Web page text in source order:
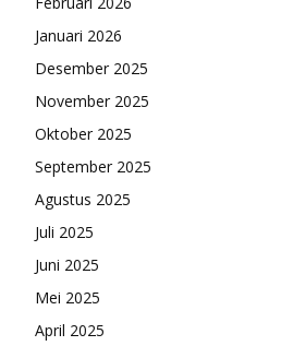
Januari 2026
Desember 2025
November 2025
Oktober 2025
September 2025
Agustus 2025
Juli 2025
Juni 2025
Mei 2025
April 2025